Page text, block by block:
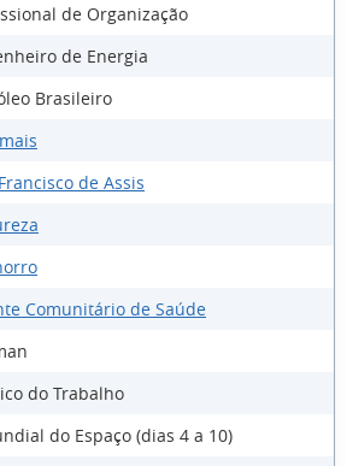
de Organização
de Energia
Brasileiro
de Assis
Comunitário de Saúde
do Trabalho
do Espaço (dias 4 a 10)